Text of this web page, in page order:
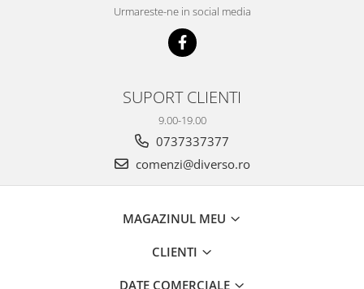
Urmareste-ne in social media
SUPORT CLIENTI
9.00-19.00
0737337377
comenzi@diverso.ro
MAGAZINUL MEU
CLIENTI
DATE COMERCIALE